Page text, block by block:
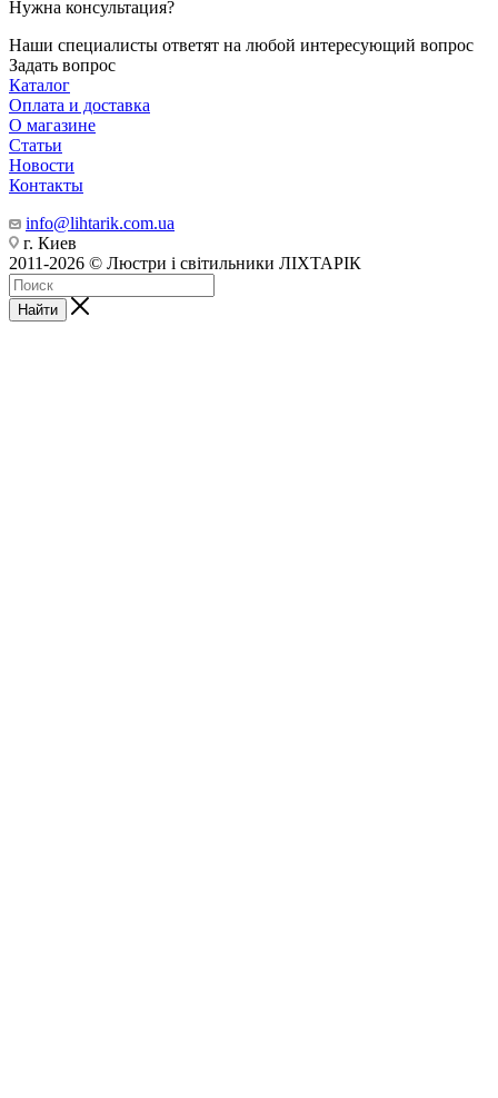
Нужна консультация?
Наши специалисты ответят на любой интересующий вопрос
Задать вопрос
Каталог
Оплата и доставка
О магазине
Статьи
Новости
Контакты
info@lihtarik.com.ua
г. Киев
2011-2026 © Люстри і світильники ЛІХТАРІК
Найти